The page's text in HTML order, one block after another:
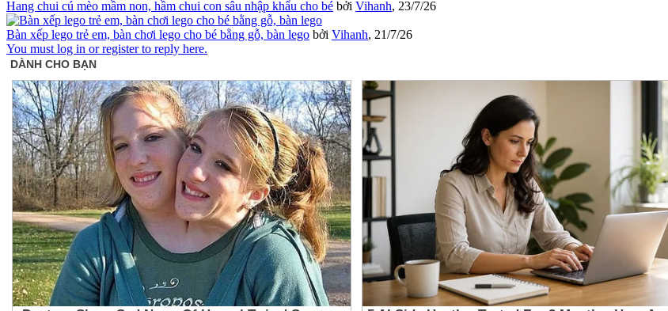
Hang chui cú mèo mầm non, hầm chui con sâu nhập khẩu cho bé bởi Vihanh, 23/7/26
Bàn xếp lego trẻ em, bàn chơi lego cho bé bằng gỗ, bàn lego bởi Vihanh, 21/7/26
You must log in or register to reply here.